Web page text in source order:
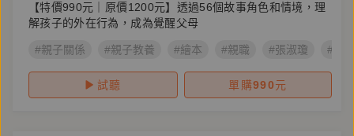
【特價990元｜原價1200元】透過56個故事角色和情境，理
解孩子的外在行為，成為覺醒父母
#親子關係 #親子教養 #繪本 #親職 #張淑瓊 ##遍
試聽 單購990元